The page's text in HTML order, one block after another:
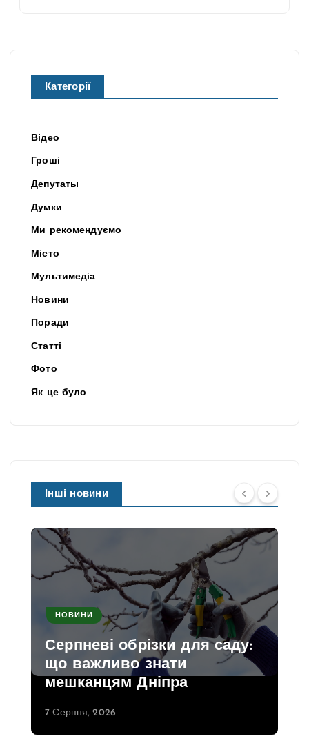
Категорії
Відео
Гроші
Депутаты
Думки
Ми рекомендуємо
Місто
Мультимедіа
Новини
Поради
Статті
Фото
Як це було
Інші новини
НОВИНИ
Серпневі обрізки для саду:
що важливо знати
мешканцям Дніпра
7 Серпня, 2026